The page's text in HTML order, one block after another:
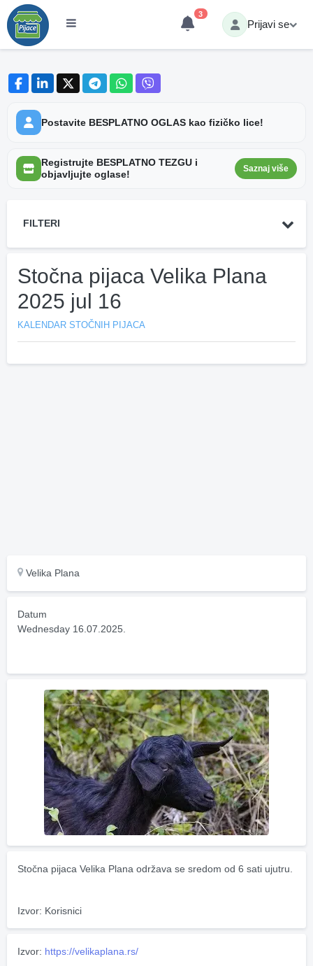
3
Prijavi se
Postavite BESPLATNO OGLAS kao fizičko lice!
Registrujte BESPLATNO TEZGU i
objavljujte oglase!
Saznaj više
FILTERI
Stočna pijaca Velika Plana
2025 jul 16
KALENDAR STOČNIH PIJACA
Velika Plana
Datum
Wednesday 16.07.2025.
Stočna pijaca Velika Plana održava se sredom od 6 sati ujutru.
Izvor: Korisnici
Izvor: https://velikaplana.rs/